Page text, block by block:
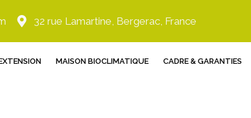
32 rue Lamartine, Bergerac, France
MAISON BIOCLIMATIQUE CADRE & GARANTIES